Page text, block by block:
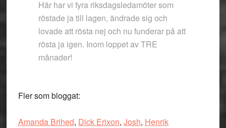
Här har vi fyra riksdagsledamöter som
röstade ja till lagen, ändrade sig och
lovade att rösta nej och nu funderar på att
rösta ja igen. Inom loppet av TRE
månader!
Fler som bloggat:
Amanda Brihed, Dick Erixon, Josh, Henrik